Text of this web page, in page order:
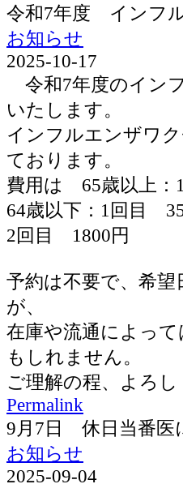
令和7年度 インフ
お知らせ
2025-10-17
令和7年度のイン
いたします。
インフルエンザワ
ております。
費用は 65歳以上：
64歳以下：1回目
2回目 1800円 と
予約は不要で、希
が、
在庫や流通によっ
もしれません。
ご理解の程、よろ
Permalink
9月7日 休日当番医
お知らせ
2025-09-04